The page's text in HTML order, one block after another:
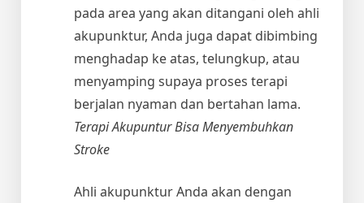
pada area yang akan ditangani oleh ahli
akupunktur, Anda juga dapat dibimbing
menghadap ke atas, telungkup, atau
menyamping supaya proses terapi
berjalan nyaman dan bertahan lama.
Terapi Akupuntur Bisa Menyembuhkan
Stroke
Ahli akupunktur Anda akan dengan